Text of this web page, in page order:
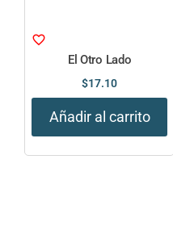
El Otro Lado
$17.10
Añadir al carrito